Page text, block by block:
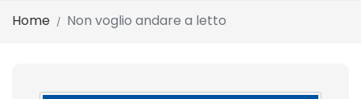
Home Non voglio andare a letto